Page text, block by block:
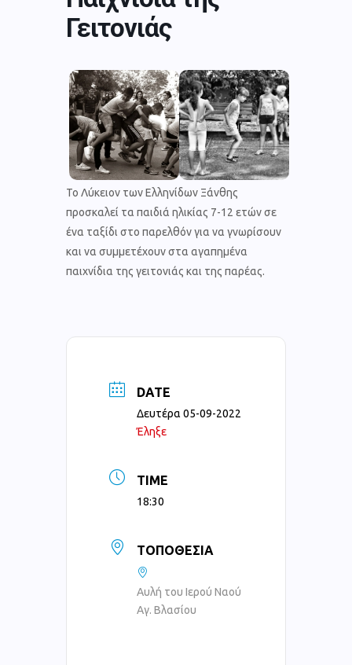
Γειτονιάς
Το Λύκειον των Ελληνίδων Ξάνθης
προσκαλεί τα παιδιά ηλικίας 7-12 ετών σε
ένα ταξίδι στο παρελθόν για να γνωρίσουν
και να συμμετέχουν στα αγαπημένα
παιχνίδια της γειτονιάς και της παρέας.
DATE
Δευτέρα 05-09-2022
Έληξε
TIME
18:30
ΤΟΠΟΘΕΣΊΑ
Αυλή του Ιερού Ναού
Αγ. Βλασίου